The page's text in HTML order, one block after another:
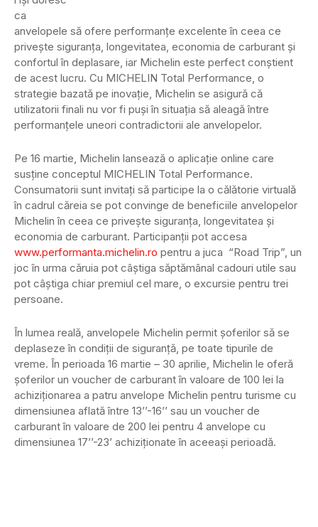
ca
anvelopele să ofere performanţe excelente în ceea ce
priveşte siguranţa, longevitatea, economia de carburant şi
confortul în deplasare, iar Michelin este perfect conştient
de acest lucru. Cu MICHELIN Total Performance, o
strategie bazată pe inovaţie, Michelin se asigură că
utilizatorii finali nu vor fi puşi în situaţia să aleagă între
performanţele uneori contradictorii ale anvelopelor.
Pe 16 martie, Michelin lansează o aplicaţie online care
susţine conceptul MICHELIN Total Performance.
Consumatorii sunt invitaţi să participe la o călătorie virtuală
în cadrul căreia se pot convinge de beneficiile anvelopelor
Michelin în ceea ce priveşte siguranţa, longevitatea şi
economia de carburant. Participanţii pot accesa
www.performanta.michelin.ro pentru a juca “Road Trip”, un
joc în urma căruia pot câştiga săptămânal cadouri utile sau
pot câştiga chiar premiul cel mare, o excursie pentru trei
persoane.
În lumea reală, anvelopele Michelin permit şoferilor să se
deplaseze în condiţii de siguranţă, pe toate tipurile de
vreme. În perioada 16 martie – 30 aprilie, Michelin le oferă
şoferilor un voucher de carburant în valoare de 100 lei la
achiziţionarea a patru anvelope Michelin pentru turisme cu
dimensiunea aflată între 13’’-16’’ sau un voucher de
carburant în valoare de 200 lei pentru 4 anvelope cu
dimensiunea 17’’-23’ achiziţionate în aceeaşi perioadă.